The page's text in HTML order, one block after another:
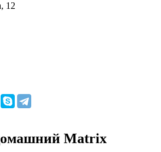
12
Matrix